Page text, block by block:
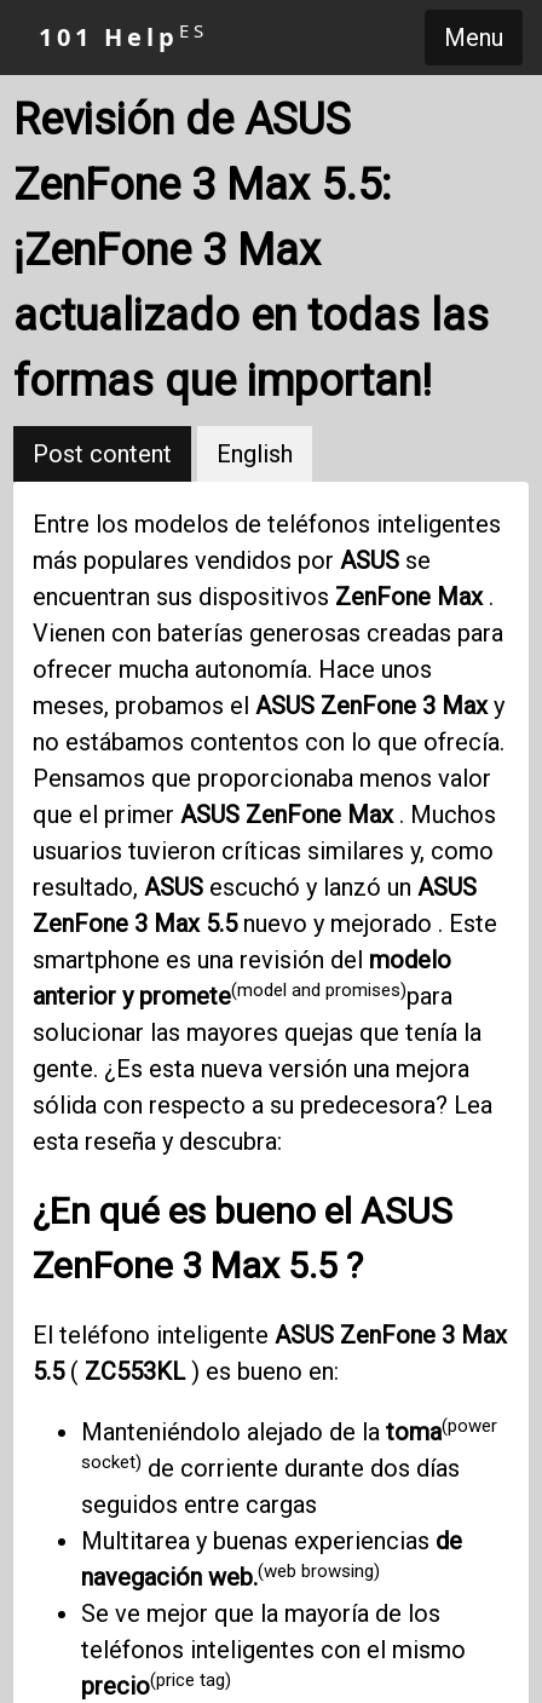
Menu
101 Help ES
Revisión de ASUS
ZenFone 3 Max 5.5:
¡ZenFone 3 Max
actualizado en todas las
formas que importan!
Post content English
Entre los modelos de teléfonos inteligentes
más populares vendidos porASUS se
encuentran sus dispositivos ZenFone Max.
Vienen con baterías generosas creadas para
ofrecer mucha autonomía. Hace unos
meses, probamos elASUS ZenFone 3 Maxy
no estábamos contentos con lo que ofrecía.
Pensamos que proporcionaba menos valor
que el primerASUS ZenFone Max. Muchos
usuarios tuvieron críticas similares y, como
resultado,ASUS escuchó y lanzó unASUS
ZenFone 3 Max 5.5nuevo y mejorado . Este
smartphone es una revisión del modelo
anterior y promete(model and promises)para
solucionar las mayores quejas que tenía la
gente. ¿Es esta nueva versión una mejora
sólida con respecto a su predecesora? Lea
esta reseña y descubra:
¿En qué es bueno elASUS
ZenFone 3 Max 5.5 ?
El teléfono inteligenteASUS ZenFone 3 Max
5.5( ZC553KL) es bueno en:
Manteniéndolo alejado de latoma(power
socket) de corriente durante dos días
seguidos entre cargas
Multitarea y buenas experiencias de
navegación web.(web browsing)
Se ve mejor que la mayoría de los
teléfonos inteligentes con el mismo
precio(price tag)